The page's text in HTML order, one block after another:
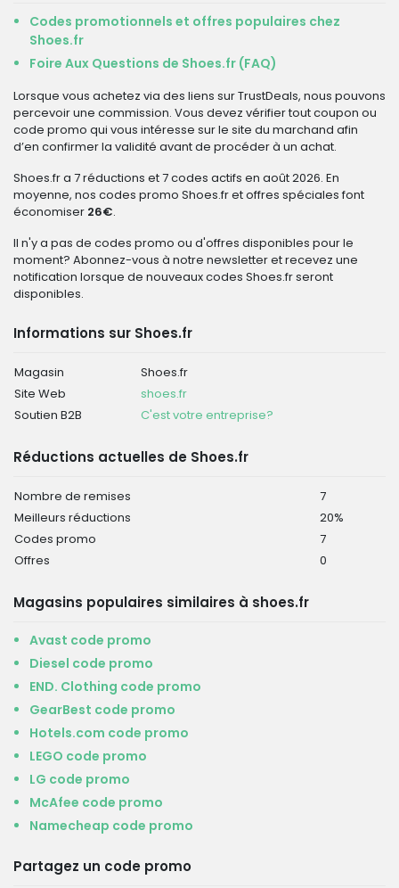
Codes promotionnels et offres populaires chez
Shoes.fr
Foire Aux Questions de Shoes.fr (FAQ)
Lorsque vous achetez via des liens sur TrustDeals, nous pouvons
percevoir une commission. Vous devez vérifier tout coupon ou
code promo qui vous intéresse sur le site du marchand afin
d’en confirmer la validité avant de procéder à un achat.
Shoes.fr a 7 réductions et 7 codes actifs en août 2026. En
moyenne, nos codes promo Shoes.fr et offres spéciales font
économiser 26€.
Il n'y a pas de codes promo ou d'offres disponibles pour le
moment? Abonnez-vous à notre newsletter et recevez une
notification lorsque de nouveaux codes Shoes.fr seront
disponibles.
Informations sur Shoes.fr
Magasin
Shoes.fr
Site Web
shoes.fr
Soutien B2B
C'est votre entreprise?
Réductions actuelles de Shoes.fr
Nombre de remises
7
Meilleurs réductions
20%
Codes promo
7
Offres
0
Magasins populaires similaires à shoes.fr
Avast code promo
Diesel code promo
END. Clothing code promo
GearBest code promo
Hotels.com code promo
LEGO code promo
LG code promo
McAfee code promo
Namecheap code promo
Partagez un code promo